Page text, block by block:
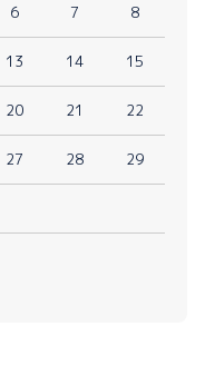
6 7 8
13 14 15
20 21 22
27 28 29